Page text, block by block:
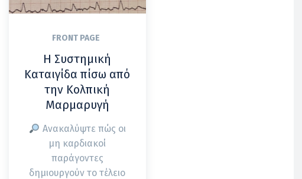
FRONT PAGE
Η Συστημική
Καταιγίδα πίσω από
την Κολπική
Μαρμαρυγή
Ανακαλύψτε πώς οι
μη καρδιακοί
παράγοντες
δημιουργούν το τέλειο